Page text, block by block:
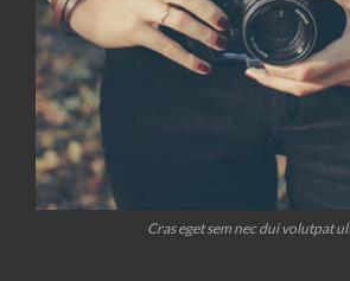
Cras eget sem nec dui volutpat